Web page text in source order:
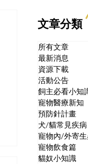
文章分類
所有文章
最新消息
資源下載
活動公告
飼主必看小知
寵物醫療新知
預防針計畫
犬/貓常見疾病
寵物內/外寄
寵物飲食篇
貓奴小知識